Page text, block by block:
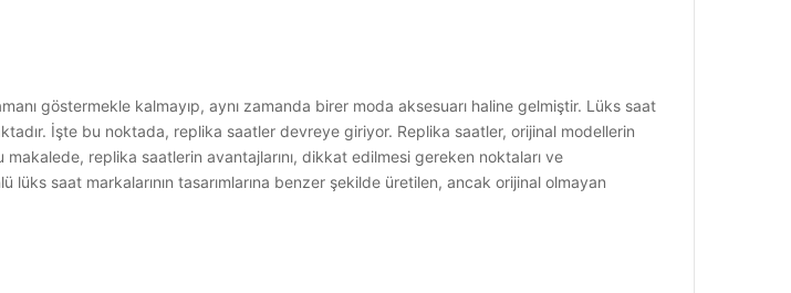
göstermekle kalmayıp, aynı zamanda birer moda aksesuarı haline gelmiştir. Lüks saat
İşte bu noktada, replika saatler devreye giriyor. Replika saatler, orijinal modellerin
makalede, replika saatlerin avantajlarını, dikkat edilmesi gereken noktaları ve
saat markalarının tasarımlarına benzer şekilde üretilen, ancak orijinal olmayan